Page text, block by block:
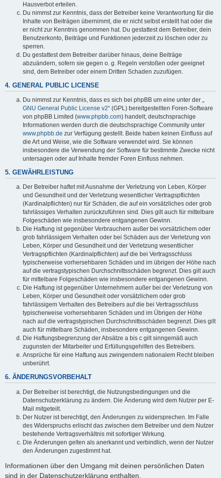
Hausverbot erteilen.
Du nimmst zur Kenntnis, dass der Betreiber keine Verantwortung für die
Inhalte von Beiträgen übernimmt, die er nicht selbst erstellt hat oder die
er nicht zur Kenntnis genommen hat. Du gestattest dem Betreiber, dein
Benutzerkonto, Beiträge und Funktionen jederzeit zu löschen oder zu
sperren.
Du gestattest dem Betreiber darüber hinaus, deine Beiträge
abzuändern, sofern sie gegen o. g. Regeln verstoßen oder geeignet
sind, dem Betreiber oder einem Dritten Schaden zuzufügen.
4. GENERAL PUBLIC LICENSE
Du nimmst zur Kenntnis, dass es sich bei phpBB um eine unter der „
GNU General Public License v2“ (GPL) bereitgestellten Foren-Software
von phpBB Limited (www.phpbb.com) handelt; deutschsprachige
Informationen werden durch die deutschsprachige Community unter
www.phpbb.de zur Verfügung gestellt. Beide haben keinen Einfluss auf
die Art und Weise, wie die Software verwendet wird. Sie können
insbesondere die Verwendung der Software für bestimmte Zwecke nicht
untersagen oder auf Inhalte fremder Foren Einfluss nehmen.
5. GEWÄHRLEISTUNG
Der Betreiber haftet mit Ausnahme der Verletzung von Leben, Körper
und Gesundheit und der Verletzung wesentlicher Vertragspflichten
(Kardinalpflichten) nur für Schäden, die auf ein vorsätzliches oder grob
fahrlässiges Verhalten zurückzuführen sind. Dies gilt auch für mittelbare
Folgeschäden wie insbesondere entgangenen Gewinn.
Die Haftung ist gegenüber Verbrauchern außer bei vorsätzlichem oder
grob fahrlässigem Verhalten oder bei Schäden aus der Verletzung von
Leben, Körper und Gesundheit und der Verletzung wesentlicher
Vertragspflichten (Kardinalpflichten) auf die bei Vertragsschluss
typischerweise vorhersehbaren Schäden und im übrigen der Höhe nach
auf die vertragstypischen Durchschnittsschäden begrenzt. Dies gilt auch
für mittelbare Folgeschäden wie insbesondere entgangenen Gewinn.
Die Haftung ist gegenüber Unternehmern außer bei der Verletzung von
Leben, Körper und Gesundheit oder vorsätzlichem oder grob
fahrlässigem Verhalten des Betreibers auf die bei Vertragsschluss
typischerweise vorhersehbaren Schäden und im Übrigen der Höhe
nach auf die vertragstypischen Durchschnittsschäden begrenzt. Dies gilt
auch für mittelbare Schäden, insbesondere entgangenen Gewinn.
Die Haftungsbegrenzung der Absätze a bis c gilt sinngemäß auch
zugunsten der Mitarbeiter und Erfüllungsgehilfen des Betreibers.
Ansprüche für eine Haftung aus zwingendem nationalem Recht bleiben
unberührt.
6. ÄNDERUNGSVORBEHALT
Der Betreiber ist berechtigt, die Nutzungsbedingungen und die
Datenschutzerklärung zu ändern. Die Änderung wird dem Nutzer per E-
Mail mitgeteilt.
Der Nutzer ist berechtigt, den Änderungen zu widersprechen. Im Falle
des Widerspruchs erlischt das zwischen dem Betreiber und dem Nutzer
bestehende Vertragsverhältnis mit sofortiger Wirkung.
Die Änderungen gelten als anerkannt und verbindlich, wenn der Nutzer
den Änderungen zugestimmt hat.
Informationen über den Umgang mit deinen persönlichen Daten
sind in der Datenschutzerklärung enthalten.